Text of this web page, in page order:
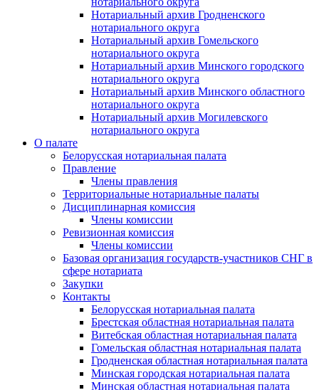
Нотариальный архив Гродненского
нотариального округа
Нотариальный архив Гомельского
нотариального округа
Нотариальный архив Минского городского
нотариального округа
Нотариальный архив Минского областного
нотариального округа
Нотариальный архив Могилевского
нотариального округа
О палате
Белорусская нотариальная палата
Правление
Члены правления
Территориальные нотариальные палаты
Дисциплинарная комиссия
Члены комиссии
Ревизионная комиссия
Члены комиссии
Базовая организация государств-участников СНГ в
сфере нотариата
Закупки
Контакты
Белорусская нотариальная палата
Брестская областная нотариальная палата
Витебская областная нотариальная палата
Гомельская областная нотариальная палата
Гродненская областная нотариальная палата
Минская городская нотариальная палата
Минская областная нотариальная палата